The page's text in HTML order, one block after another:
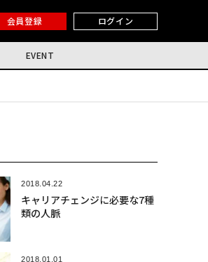
会員登録 ログイン
EVENT
2018.04.22
キャリアチェンジに必要な7種
類の人脈
2018.01.01